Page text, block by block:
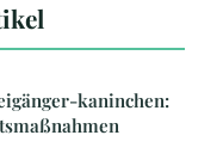
kaninchen: